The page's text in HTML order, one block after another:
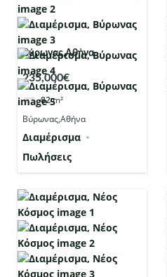
Βύρωνας,Αθήνα
235,000€
82m²
Βύρωνας,Αθήνα
Διαμέρισμα
Πωλήσεις